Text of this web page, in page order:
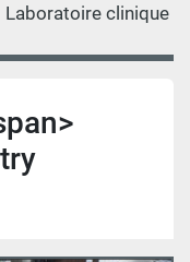
Laboratoire clinique